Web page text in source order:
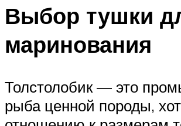
Выбор тушки
маринования
Толстолобик — это
рыба ценной породы,